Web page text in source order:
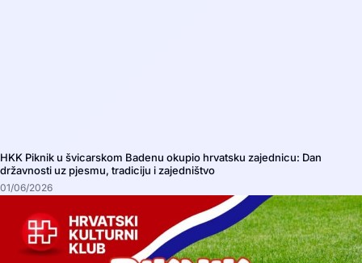
HKK Piknik u švicarskom Badenu okupio hrvatsku zajednicu: Dan
državnosti uz pjesmu, tradiciju i zajedništvo
01/06/2026